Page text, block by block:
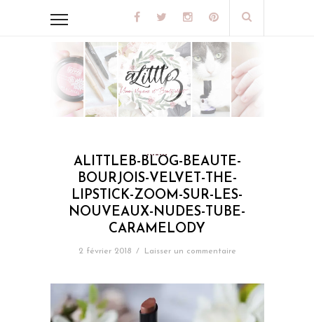
ALITTLEB-BLOG-BEAUTE-
BOURJOIS-VELVET-THE-
LIPSTICK-ZOOM-SUR-LES-
NOUVEAUX-NUDES-TUBE-
CARAMELODY
2 février 2018 / Laisser un commentaire